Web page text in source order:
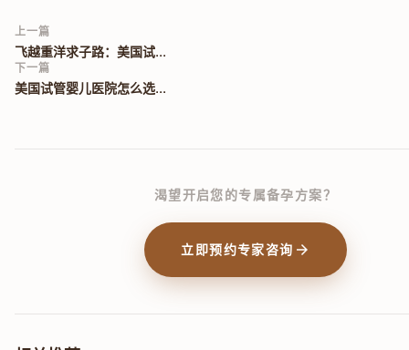
上一篇
飞越重洋求子路：美国试...
下一篇
美国试管婴儿医院怎么选...
渴望开启您的专属备孕方案？
立即预约专家咨询 arrow_forward